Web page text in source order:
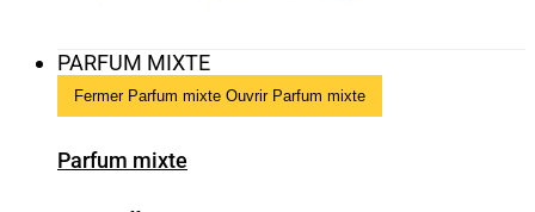
PARFUM MIXTE
Fermer Parfum mixte Ouvrir Parfum mixte
Parfum mixte